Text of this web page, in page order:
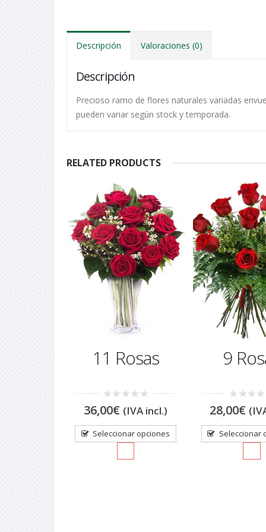
Descripción Valoraciones (0)
Descripción
Precioso ramo de flores naturales variadas
pueden variar según stock y temporada.
RELATED PRODUCTS
11 Rosas
0
out
5
36,00€ (IVA incl.)
Seleccionar opciones
9
0
out
5
28,00€
Seleccionar